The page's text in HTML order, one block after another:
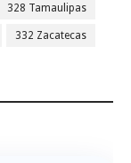
328 Tamaulipas
332 Zacatecas